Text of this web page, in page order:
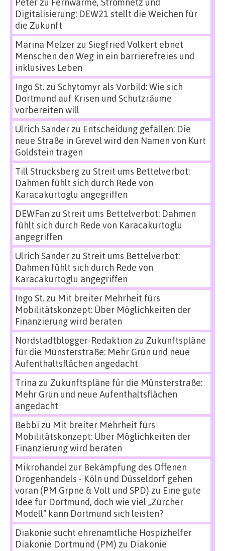
Digitalisierung: DEW21 stellt die Weichen für
die Zukunft
Marina Melzerzu Siegfried Volkert ebnet
Menschen den Weg in ein barrierefreies und
inklusives Leben
Ingo St.zu Schytomyr als Vorbild: Wie sich
Dortmund auf Krisen und Schutzräume
vorbereiten will
Ulrich Sanderzu Entscheidung gefallen: Die
neue Straße in Grevel wird den Namen von Kurt
Goldstein tragen
Till Strucksbergzu Streit ums Bettelverbot:
Dahmen fühlt sich durch Rede von
Karacakurtoglu angegriffen
DEWFan zu Streit ums Bettelverbot: Dahmen
fühlt sich durch Rede von Karacakurtoglu
angegriffen
Ulrich Sanderzu Streit ums Bettelverbot:
Dahmen fühlt sich durch Rede von
Karacakurtoglu angegriffen
Ingo St.zu Mit breiter Mehrheit fürs
Mobilitätskonzept: Über Möglichkeiten der
Finanzierung wird beraten
Nordstadtblogger-Redaktion zu Zukunftspläne
für die Münsterstraße: Mehr Grün und neue
Aufenthaltsflächen angedacht
Trina zu Zukunftspläne für die Münsterstraße:
Mehr Grün und neue Aufenthaltsflächen
angedacht
Bebbi zu Mit breiter Mehrheit fürs
Mobilitätskonzept: Über Möglichkeiten der
Finanzierung wird beraten
Mikrohandel zur Bekämpfung des Offenen
Drogenhandels - Köln und Düsseldorf gehen
voran (PM Grpne & Volt und SPD) zu Eine gute
Idee für Dortmund, doch wie viel „Zürcher
Modell“ kann Dortmund sich leisten?
Diakonie sucht ehrenamtliche Hospizhelfer
Diakonie Dortmund (PM) zu Diakonie